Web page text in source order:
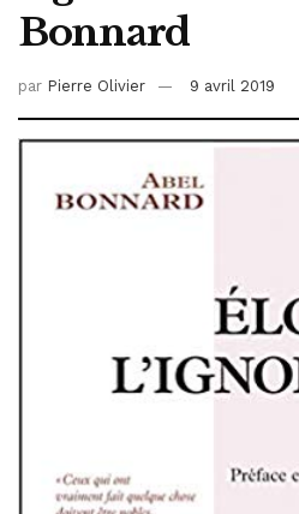
Bonnard
par Pierre Olivier 9 avril 2019